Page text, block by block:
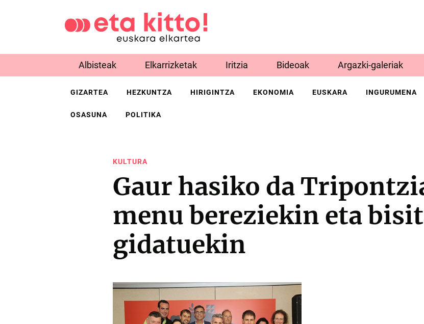
Albisteak Elkarrizketak Iritzia Bideoak Argazki-galeriak
GIZARTEA HEZKUNTZA HIRIGINTZA EKONOMIA EUSKARA INGURUMENA
OSASUNA POLITIKA
KULTURA
Gaur hasiko da
menu bereziekin eta
gidatuekin